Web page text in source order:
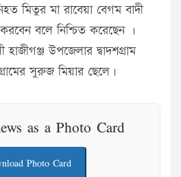
মিতুর মা রাবেয়া বেগম বাদী
বলে নিশ্চিত করেছেন ।
উপজেলার দ্বাদশগ্রাম
সুরুজ মিয়ার ছেলে।
as a Photo Card
Photo Card